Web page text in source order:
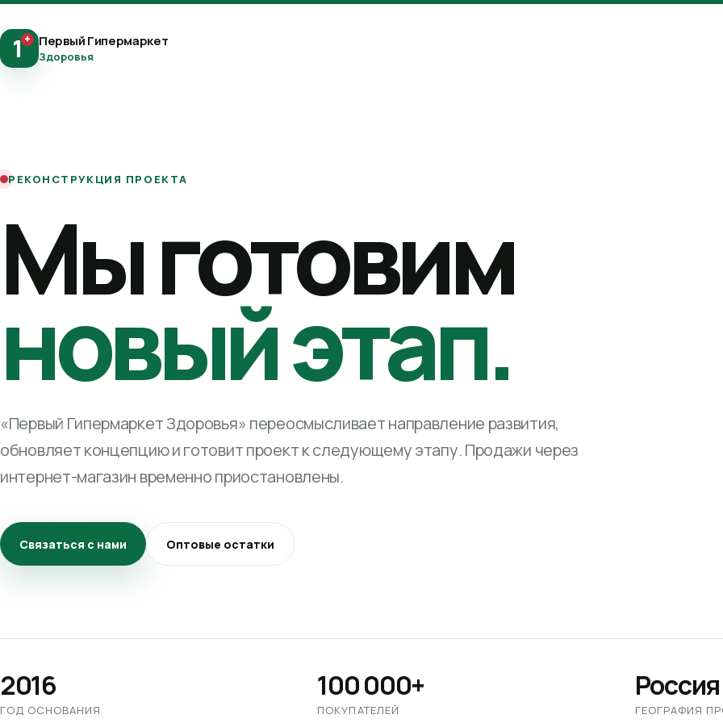
1+ Первый Гипермаркет
Здоровья
РЕКОНСТРУКЦИЯ ПРОЕКТА
Мы готовим
новый этап.
«Первый Гипермаркет Здоровья» переосмысливает направление развития,
обновляет концепцию и готовит проект к следующему этапу. Продажи через
интернет-магазин временно приостановлены.
Связаться с нами Оптовые остатки
2016
ГОД ОСНОВАНИЯ
100 000+
ПОКУПАТЕЛЕЙ
Россия
ГЕОГРАФИЯ